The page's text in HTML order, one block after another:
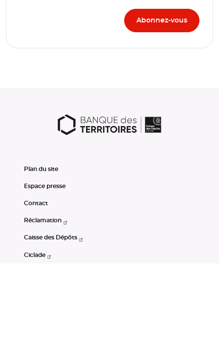
Plan du site
Espace presse
Contact
Réclamation
Caisse des Dépôts
Ciclade